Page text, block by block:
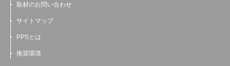
取材のお問い合わせ
サイトマップ
PPSとは
推奨環境